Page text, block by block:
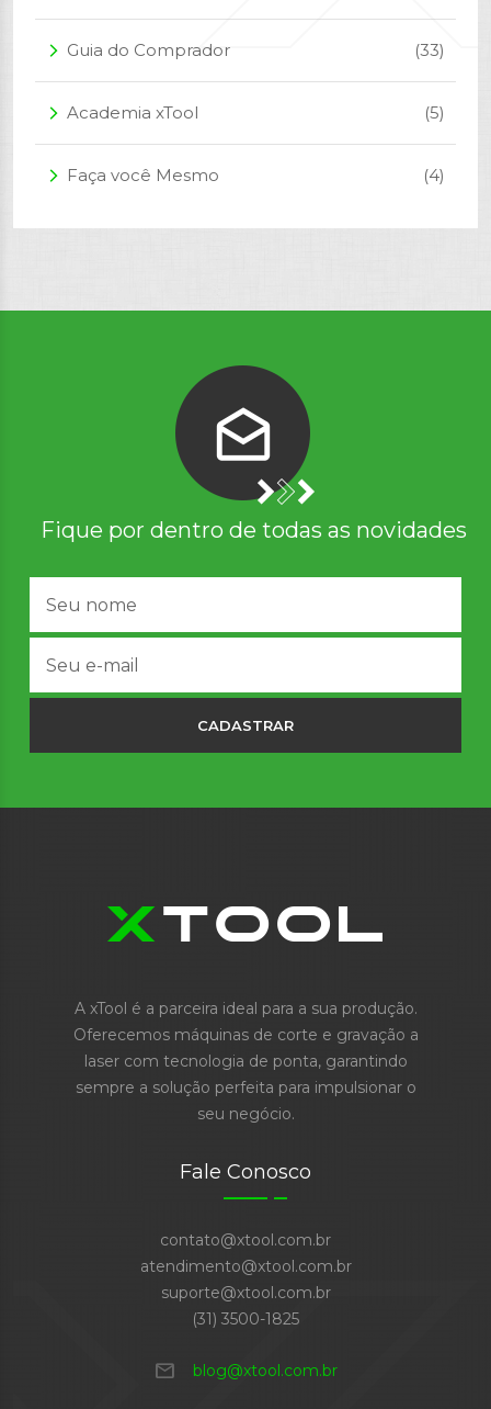
arrow_forward_ios Guia do Comprador (33)
arrow_forward_ios Academia xTool (5)
arrow_forward_ios Faça você Mesmo (4)
Fique por dentro de todas as novidades
CADASTRAR
A xTool é a parceira ideal para a sua produção.
Oferecemos máquinas de corte e gravação a
laser com tecnologia de ponta, garantindo
sempre a solução perfeita para impulsionar o
seu negócio.
Fale Conosco
contato@xtool.com.br
atendimento@xtool.com.br
suporte@xtool.com.br
(31) 3500-1825
mail blog@xtool.com.br